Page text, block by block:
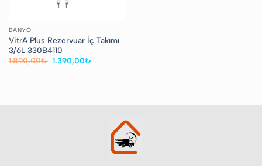
BANYO
VitrA Plus Rezervuar İç Takımı
3/6L 330B4110
1.890,00₺ Orijinal
1.390,00₺